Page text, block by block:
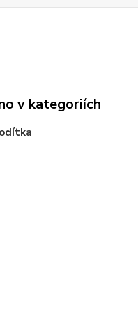
v kategoriích